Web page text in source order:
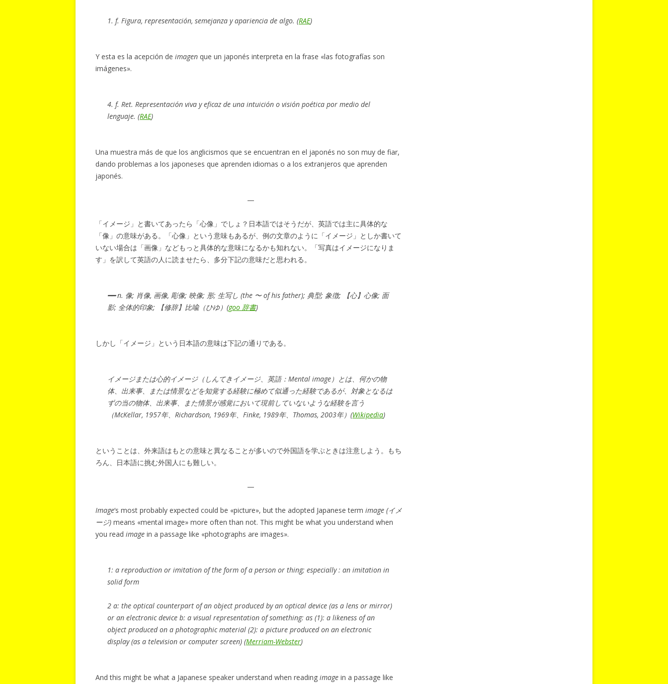
1. f. Figura, representación, semejanza y apariencia de algo. (RAE)
Y esta es la acepción de imagen que un japonés interpreta en la frase «las fotografías son
imágenes».
4. f. Ret. Representación viva y eficaz de una intuición o visión poética por medio del
lenguaje. (RAE)
Una muestra más de que los anglicismos que se encuentran en el japonés no son muy de fiar,
dando problemas a los japoneses que aprenden idiomas o a los extranjeros que aprenden
japonés.
—
「イメージ」と書いてあったら「心像」でしょ？日本語ではそうだが、英語では主に具体的な
「像」の意味がある。「心像」という意味もあるが、例の文章のように「イメージ」としか書いて
いない場合は「画像」などもっと具体的な意味になるかも知れない。「写真はイメージになりま
す」を訳して英語の人に読ませたら、多分下記の意味だと思われる。
━━ n. 像; 肖像, 画像, 彫像; 映像; 形; 生写し (the 〜 of his father); 典型; 象徴; 【心】心像; 面
影; 全体的印象; 【修辞】比喩（ひゆ） (goo 辞書)
しかし「イメージ」という日本語の意味は下記の通りである。
イメージまたは心的イメージ（しんてきイメージ、英語：Mental image）とは、何かの物
体、出来事、または情景などを知覚する経験に極めて似通った経験であるが、対象となるは
ずの当の物体、出来事、また情景が感覚において現前していないような経験を言う
（McKellar, 1957年、Richardson, 1969年、Finke, 1989年、Thomas, 2003年） (Wikipedia)
ということは、外来語はもとの意味と異なることが多いので外国語を学ぶときは注意しよう。もち
ろん、日本語に挑む外国人にも難しい。
—
Image‘s most probably expected could be «picture», but the adopted Japanese term image (イメ
ージ) means «mental image» more often than not. This might be what you understand when
you read image in a passage like «photographs are images».
1: a reproduction or imitation of the form of a person or thing; especially : an imitation in
solid form
2 a: the optical counterpart of an object produced by an optical device (as a lens or mirror)
or an electronic device b: a visual representation of something: as (1): a likeness of an
object produced on a photographic material (2): a picture produced on an electronic
display (as a television or computer screen) (Merriam-Webster)
And this might be what a Japanese speaker understand when reading image in a passage like